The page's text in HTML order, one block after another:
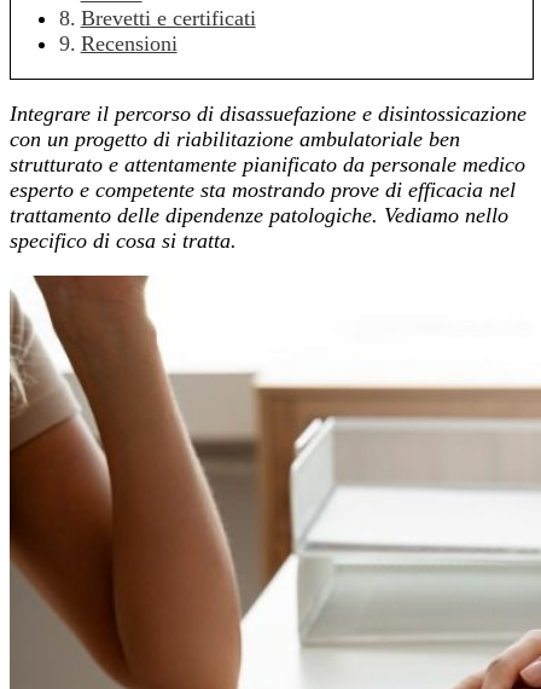
Brevetti e certificati
Recensioni
Integrare il percorso di disassuefazione e disintossicazione
con un progetto di riabilitazione ambulatoriale ben
strutturato e attentamente pianificato da personale medico
esperto e competente sta mostrando prove di efficacia nel
trattamento delle dipendenze patologiche. Vediamo nello
specifico di cosa si tratta.